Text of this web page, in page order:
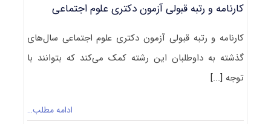
کارنامه و رتبه قبولی آزمون دکتری علوم اجتماعی
کارنامه و رتبه قبولی آزمون دکتری علوم اجتماعی سال‌های
گذشته به داوطلبان این رشته کمک می‌کند که بتوانند با
توجه [...]
ادامه مطلب…